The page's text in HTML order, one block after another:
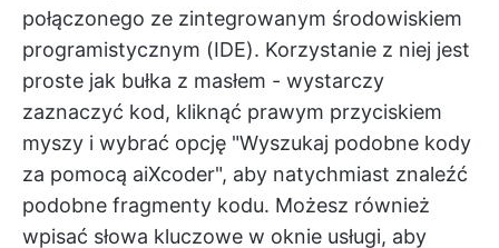
połączonego ze zintegrowanym środowiskiem
programistycznym (IDE). Korzystanie z niej jest
proste jak bułka z masłem - wystarczy
zaznaczyć kod, kliknąć prawym przyciskiem
myszy i wybrać opcję "Wyszukaj podobne kody
za pomocą aiXcoder", aby natychmiast znaleźć
podobne fragmenty kodu. Możesz również
wpisać słowa kluczowe w oknie usługi, aby